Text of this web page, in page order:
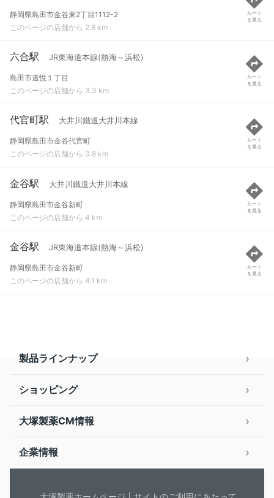
静岡県島田市金谷東2丁目1112-2
このページの店舗から 2.8 km
ルート
を見る
六合駅 JR東海道本線(熱海～浜松)
島田市道悦１丁目
このページの店舗から 3.3 km
ルート
を見る
代官町駅 大井川鐵道大井川本線
静岡県島田市金谷代官町
このページの店舗から 3.8 km
ルート
を見る
金谷駅 大井川鐵道大井川本線
静岡県島田市金谷新町
このページの店舗から 4 km
ルート
を見る
金谷駅 JR東海道本線(熱海～浜松)
静岡県島田市金谷新町
このページの店舗から 4.1 km
ルート
を見る
製品ラインナップ
ショッピング
大塚製薬CM情報
企業情報